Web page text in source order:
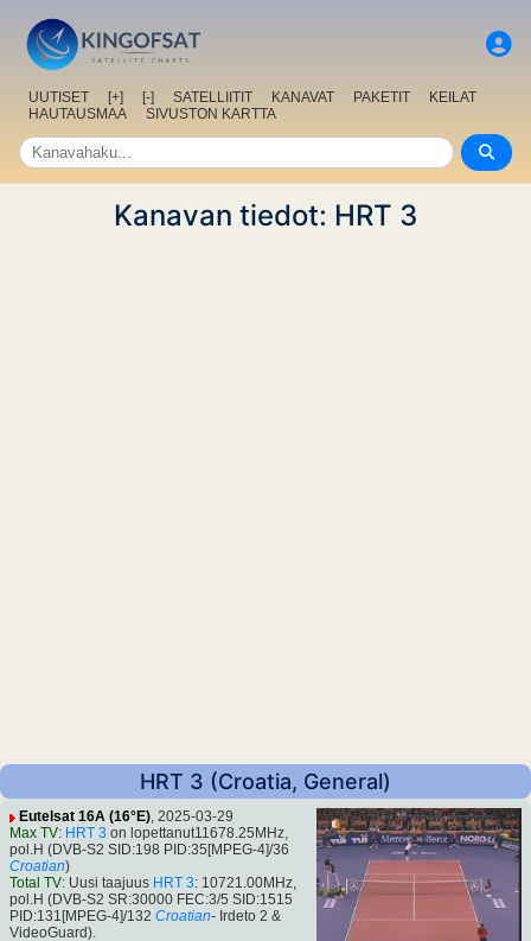
UUTISET [+] [-] SATELLIITIT KANAVAT PAKETIT
KEILAT
HAUTAUSMAA
SIVUSTON KARTTA
Kanavan tiedot: HRT 3
HRT 3 (Croatia, General)
Eutelsat 16A (16°E), 2025-03-29
Max TV: HRT 3 on lopettanut11678.25MHz,
pol.H (DVB-S2 SID:198 PID:35[MPEG-4]/36
Croatian)
Total TV: Uusi taajuus HRT 3: 10721.00MHz,
pol.H (DVB-S2 SR:30000 FEC:3/5 SID:1515
PID:131[MPEG-4]/132 Croatian- Irdeto 2 &
VideoGuard).